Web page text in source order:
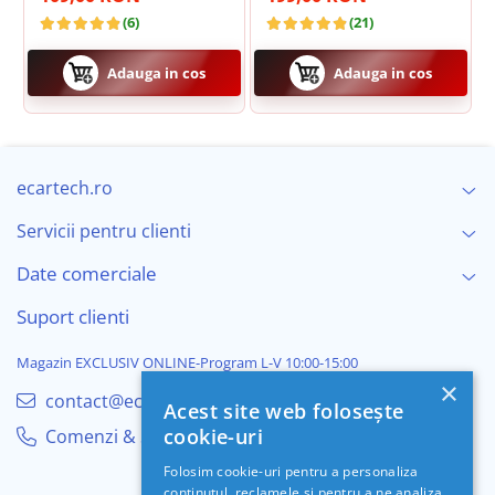
Alimentator priză brichetă
Cablu AUX
CAMERA DVR INTEGRATA + CARD SD 64GB
(6)
Adauga in cos
(21)
Adauga in cos
ecartech.ro
Servicii pentru clienti
Date comerciale
Suport clienti
Magazin EXCLUSIV ONLINE-Program L-V 10:00-15:00
contact@ecartech.ro
Comenzi & Suport
×
Acest site web folosește
cookie-uri
Folosim cookie-uri pentru a personaliza